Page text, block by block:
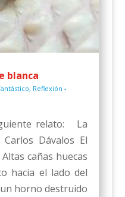
blanca
, Reflexión -
relato: La
Dávalos El
cañas huecas
hacia el lado del
horno destruido